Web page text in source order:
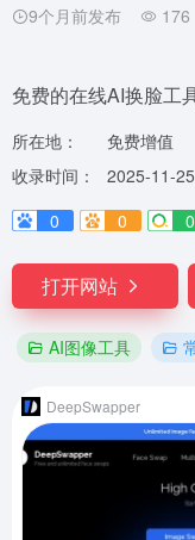
9个月前发布 176
免费的在线AI换脸工
所在地：
免费增值
收录时间：
2025-11-25
0
0 0
打开网站
AI图像工具
DeepSwapper